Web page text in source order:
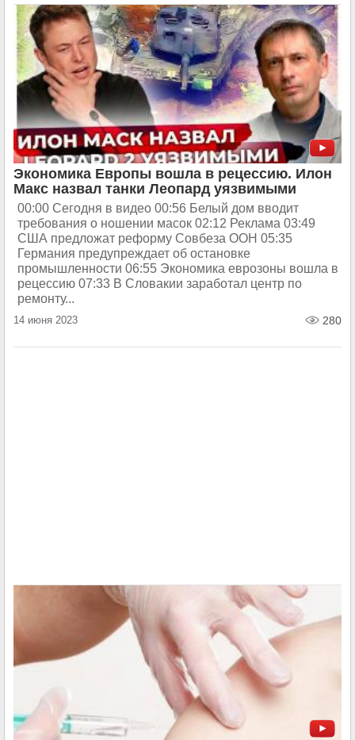
Экономика Европы вошла в рецессию. Илон
Макс назвал танки Леопард уязвимыми
00:00 Сегодня в видео 00:56 Белый дом вводит
требования о ношении масок 02:12 Реклама 03:49
США предложат реформу Совбеза ООН 05:35
Германия предупреждает об остановке
промышленности 06:55 Экономика еврозоны вошла в
рецессию 07:33 В Словакии заработал центр по
ремонту...
14 июня 2023 280